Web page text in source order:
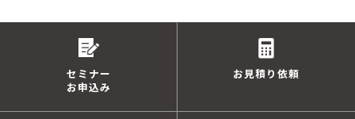
セミナー
お申込み
お見積り依頼